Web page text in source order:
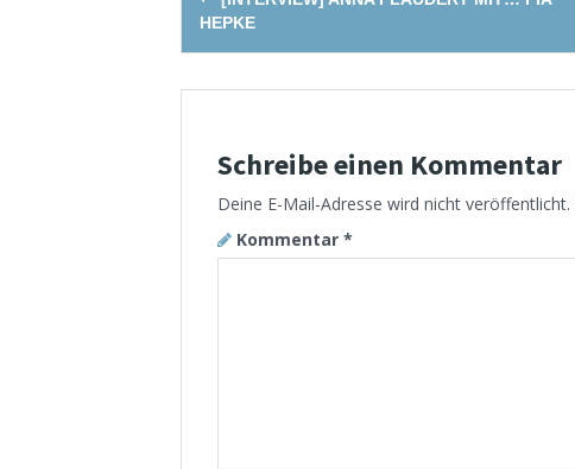
navigation
HEPKE
Schreibe einen Kommentar
Deine E-Mail-Adresse wird nicht veröffentlicht.
Kommentar *